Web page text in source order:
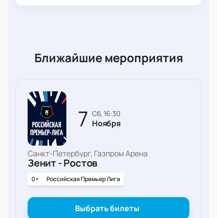
Ближайшие мероприятия
7 сб, 16:30
Ноября
Санкт-Петербург, Газпром Арена
Зенит - Ростов
0+ Российская Премьер Лига
Выбрать билеты